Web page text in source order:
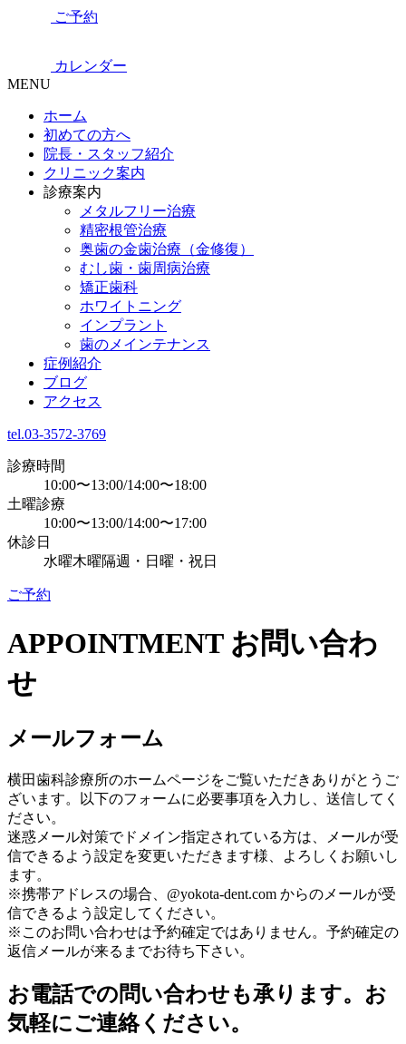
ご予約
カレンダー
MENU
ホーム
初めての方へ
院長・スタッフ紹介
クリニック案内
診療案内
メタルフリー治療
精密根管治療
奥歯の金歯治療（金修復）
むし歯・歯周病治療
矯正歯科
ホワイトニング
インプラント
歯のメインテナンス
症例紹介
ブログ
アクセス
tel.03-3572-3769
診療時間
10:00〜13:00/14:00〜18:00
土曜診療
10:00〜13:00/14:00〜17:00
休診日
水曜木曜隔週・日曜・祝日
ご予約
APPOINTMENT お問い合わ
せ
メールフォーム
横田歯科診療所のホームページをご覧いただきありがとうご
ざいます。以下のフォームに必要事項を入力し、送信してく
ださい。
迷惑メール対策でドメイン指定されている方は、メールが受
信できるよう設定を変更いただきます様、よろしくお願いし
ます。
※携帯アドレスの場合、@yokota-dent.com からのメールが受
信できるよう設定してください。
※このお問い合わせは予約確定ではありません。予約確定の
返信メールが来るまでお待ち下さい。
お電話での問い合わせも承ります。お
気軽にご連絡ください。